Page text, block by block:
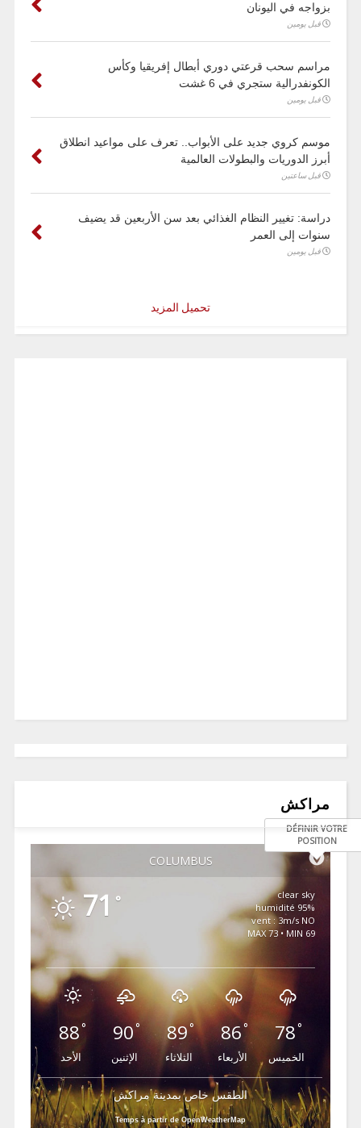
بزواجه في اليونان
قبل يومين
مراسم سحب قرعتي دوري أبطال إفريقيا وكأس
الكونفدرالية ستجري في 6 غشت
قبل يومين
موسم كروي جديد على الأبواب.. تعرف على مواعيد انطلاق
أبرز الدوريات والبطولات العالمية
قبل ساعتين
دراسة: تغيير النظام الغذائي بعد سن الأربعين قد يضيف
سنوات إلى العمر
قبل يومين
تحميل المزيد
مراكش
COLUMBUS
DÉFINIR VOTRE
POSITION
71 °
clear sky
95% humidité
vent : 3m/s NO
MAX 73 • MIN 69
88°
الأحد
90°
الإثنين
89°
الثلاثاء
86°
الأربعاء
78°
الخميس
الطقس خاص بمدينة مراكش
Temps à partir de OpenWeatherMap